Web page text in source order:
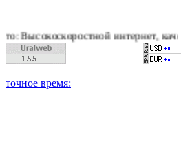
интернет, качественное